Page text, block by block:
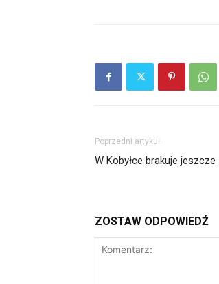
Poprzedni artykuł
W Kobyłce brakuje
ZOSTAW ODPOWIEDŹ